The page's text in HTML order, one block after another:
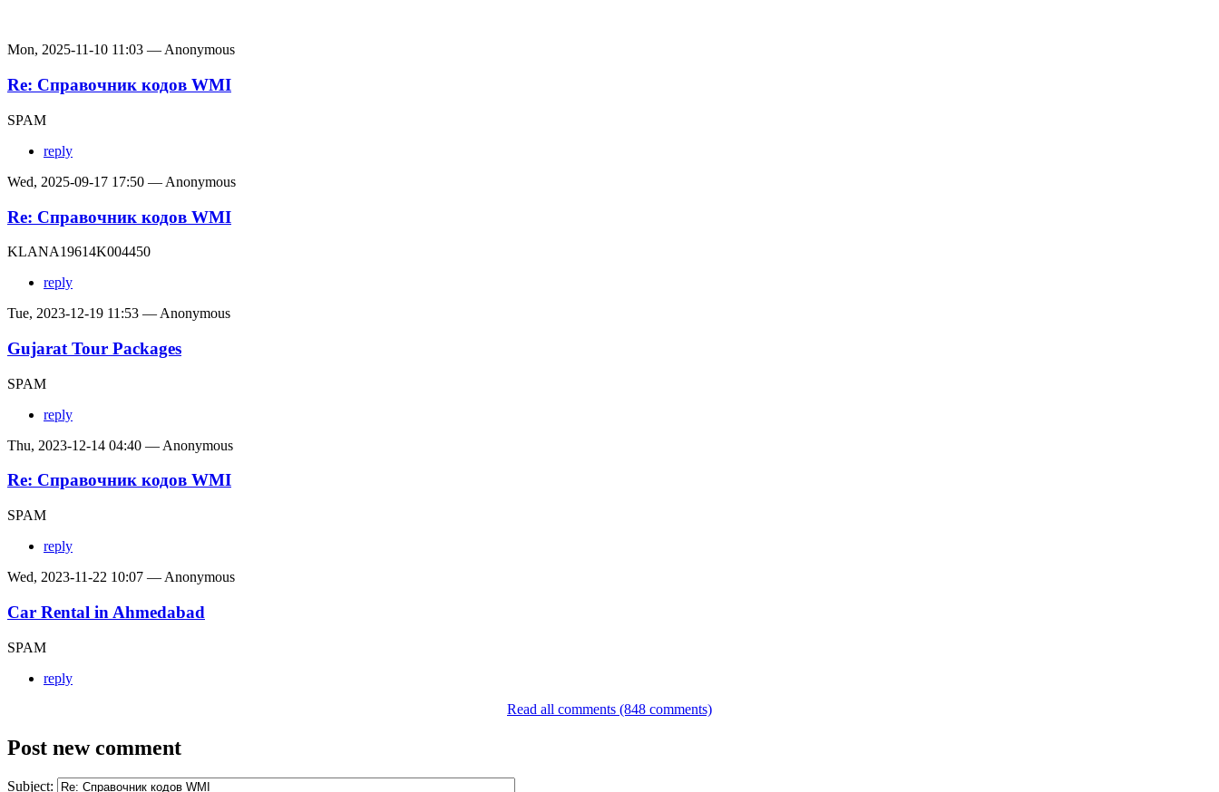
Mon, 2025-11-10 11:03 — Anonymous
Re: Справочник кодов WMI
SPAM
reply
Wed, 2025-09-17 17:50 — Anonymous
Re: Справочник кодов WMI
KLANA19614K004450
reply
Tue, 2023-12-19 11:53 — Anonymous
Gujarat Tour Packages
SPAM
reply
Thu, 2023-12-14 04:40 — Anonymous
Re: Справочник кодов WMI
SPAM
reply
Wed, 2023-11-22 10:07 — Anonymous
Car Rental in Ahmedabad
SPAM
reply
Read all comments (848 comments)
Post new comment
Subject: